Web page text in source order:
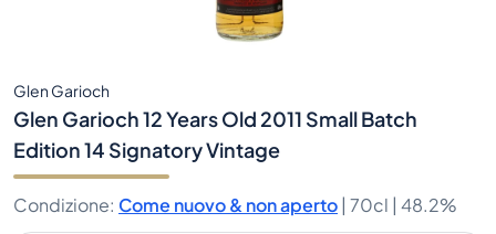
Glen Garioch
Glen Garioch 12 Years Old 2011 Small Batch
Edition 14 Signatory Vintage
Condizione: Come nuovo & non aperto | 70cl | 48.2%